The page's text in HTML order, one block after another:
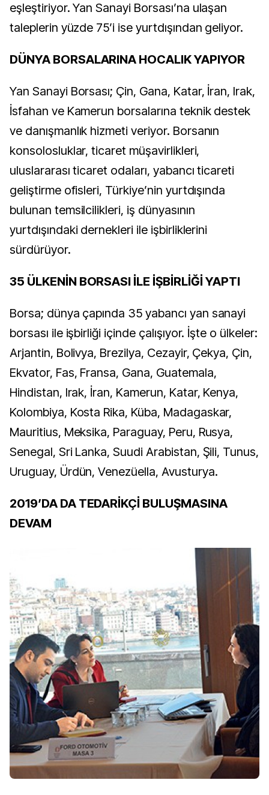
eşleştiriyor. Yan Sanayi Borsası’na ulaşan
taleplerin yüzde 75’i ise yurtdışından geliyor.
DÜNYA BORSALARINA HOCALIK YAPIYOR
Yan Sanayi Borsası; Çin, Gana, Katar, İran, Irak,
İsfahan ve Kamerun borsalarına teknik destek
ve danışmanlık hizmeti veriyor. Borsanın
konsolosluklar, ticaret müşavirlikleri,
uluslararası ticaret odaları, yabancı ticareti
geliştirme ofisleri, Türkiye’nin yurtdışında
bulunan temsilcilikleri, iş dünyasının
yurtdışındaki dernekleri ile işbirliklerini
sürdürüyor.
35 ÜLKENİN BORSASI İLE İŞBİRLİĞİ YAPTI
Borsa; dünya çapında 35 yabancı yan sanayi
borsası ile işbirliği içinde çalışıyor. İşte o ülkeler:
Arjantin, Bolivya, Brezilya, Cezayir, Çekya, Çin,
Ekvator, Fas, Fransa, Gana, Guatemala,
Hindistan, Irak, İran, Kamerun, Katar, Kenya,
Kolombiya, Kosta Rika, Küba, Madagaskar,
Mauritius, Meksika, Paraguay, Peru, Rusya,
Senegal, Sri Lanka, Suudi Arabistan, Şili, Tunus,
Uruguay, Ürdün, Venezüella, Avusturya.
2019’DA DA TEDARİKÇİ BULUŞMASINA
DEVAM